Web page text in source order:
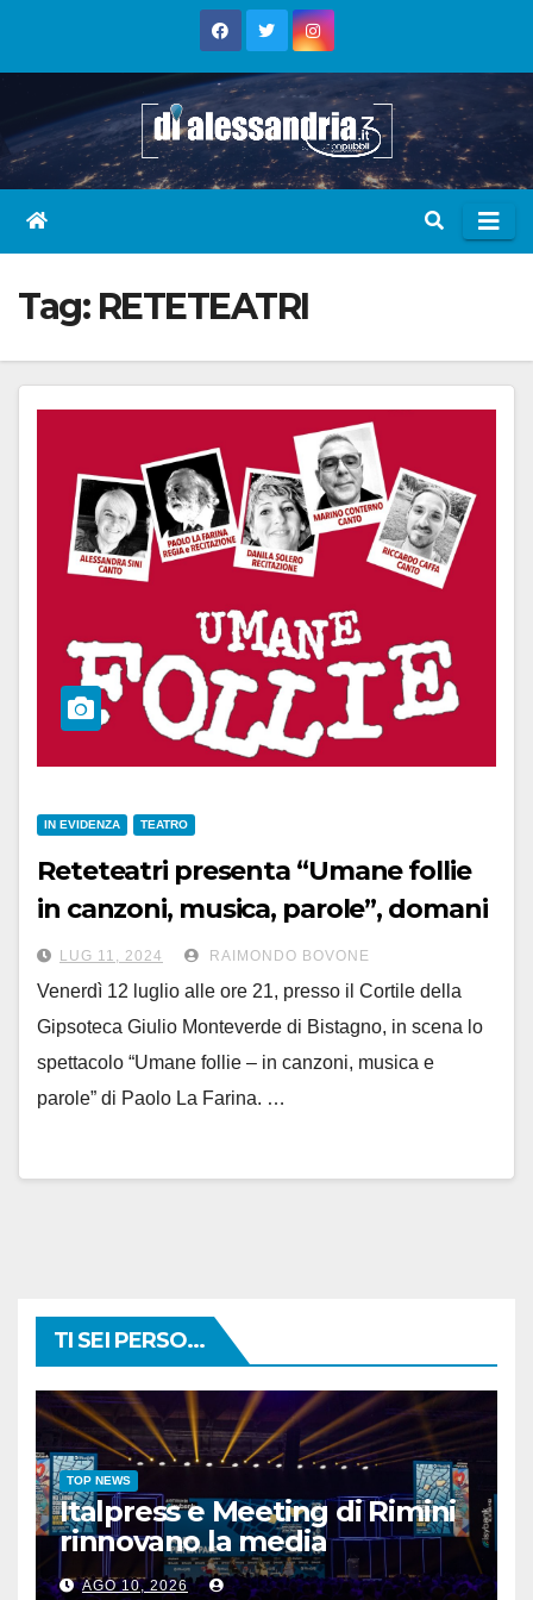
Tag: RETETEATRI
IN EVIDENZA TEATRO
Reteteatri presenta “Umane follie
in canzoni, musica, parole”, domani
12 luglio a Bistagno
LUG 11, 2024 RAIMONDO BOVONE
Venerdì 12 luglio alle ore 21, presso il Cortile della
Gipsoteca Giulio Monteverde di Bistagno, in scena lo
spettacolo “Umane follie – in canzoni, musica e
parole” di Paolo La Farina. …
TI SEI PERSO...
TOP NEWS
Italpress e Meeting di Rimini
rinnovano la media
partnership per la 47^
AGO 10, 2026